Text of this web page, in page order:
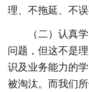
理、不拖延、不误
（二）认真
问题，但这不是
识及业务能力的
被淘汰。而我们